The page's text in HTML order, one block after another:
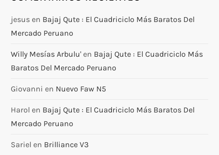
jesus en Bajaj Qute : El Cuadriciclo Más Baratos Del
Mercado Peruano
Willy Mesías Arbulu' en Bajaj Qute : El Cuadriciclo Más
Baratos Del Mercado Peruano
Giovanni en Nuevo Faw N5
Harol en Bajaj Qute : El Cuadriciclo Más Baratos Del
Mercado Peruano
Sariel en Brilliance V3